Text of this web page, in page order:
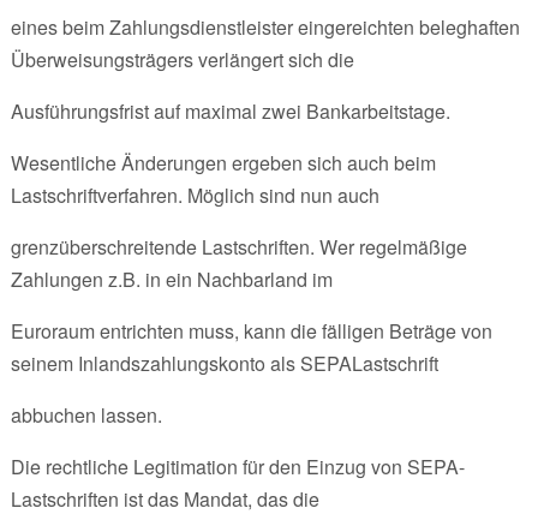
eines beim Zahlungsdienstleister eingereichten beleghaften
Überweisungsträgers verlängert sich die
Ausführungsfrist auf maximal zwei Bankarbeitstage.
Wesentliche Änderungen ergeben sich auch beim
Lastschriftverfahren. Möglich sind nun auch
grenzüberschreitende Lastschriften. Wer regelmäßige
Zahlungen z.B. in ein Nachbarland im
Euroraum entrichten muss, kann die fälligen Beträge von
seinem Inlandszahlungskonto als SEPALastschrift
abbuchen lassen.
Die rechtliche Legitimation für den Einzug von SEPA-
Lastschriften ist das Mandat, das die